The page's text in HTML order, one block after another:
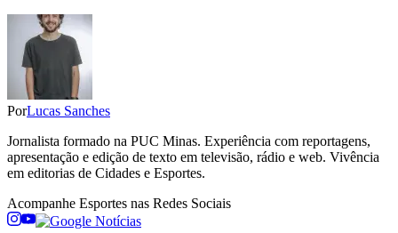
PorLucas Sanches
Jornalista formado na PUC Minas. Experiência com reportagens,
apresentação e edição de texto em televisão, rádio e web. Vivência
em editorias de Cidades e Esportes.
Acompanhe Esportes nas Redes Sociais